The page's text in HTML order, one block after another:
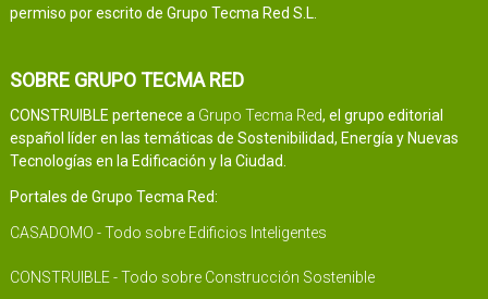
permiso por escrito de Grupo Tecma Red S.L.
SOBRE GRUPO TECMA RED
CONSTRUIBLE pertenece a Grupo Tecma Red, el grupo editorial
español líder en las temáticas de Sostenibilidad, Energía y Nuevas
Tecnologías en la Edificación y la Ciudad.
Portales de Grupo Tecma Red:
CASADOMO - Todo sobre Edificios Inteligentes
CONSTRUIBLE - Todo sobre Construcción Sostenible